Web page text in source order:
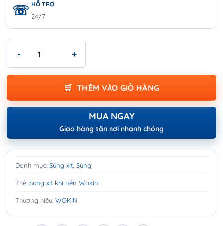
HỖ TRỢ
24/7
THÊM VÀO GIỎ HÀNG
MUA NGAY
Giao hàng tận nơi nhanh chóng
Danh mục: Súng xịt Súng
Thẻ: Súng xịt khí nén Wokin
Thương hiệu: WOKIN